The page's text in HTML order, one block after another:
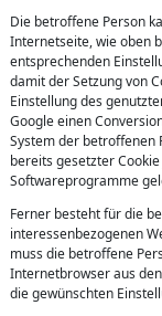
Die betroffene Person
Internetseite, wie oben
entsprechenden
damit der Setzung von
Einstellung des
Google einen
System der betroffenen
bereits gesetzter
Softwareprogramme
Ferner besteht für die
interessenbezogenen
muss die betroffene
Internetbrowser aus
die gewünschten